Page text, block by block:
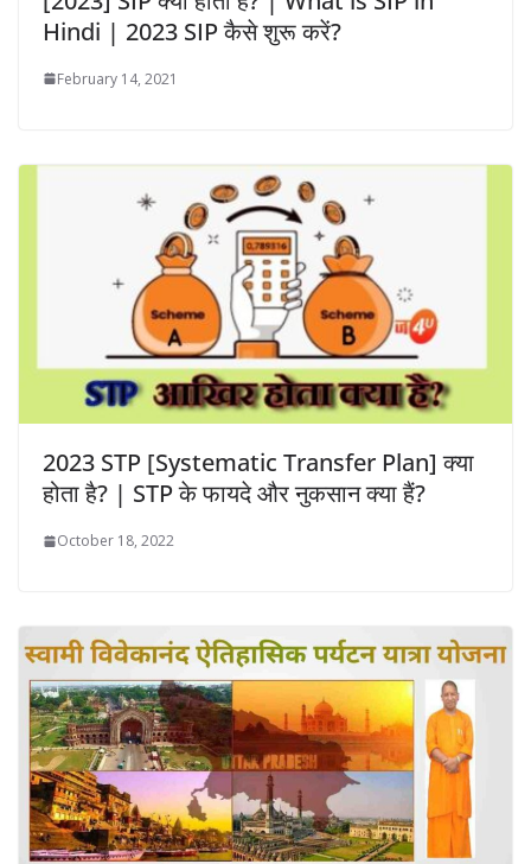
Hindi | 2023 SIP कैसे शुरू करें?
February 14, 2021
2023 STP [Systematic Transfer Plan] क्या
होता है? | STP के फायदे और नुकसान क्या हैं?
October 18, 2022